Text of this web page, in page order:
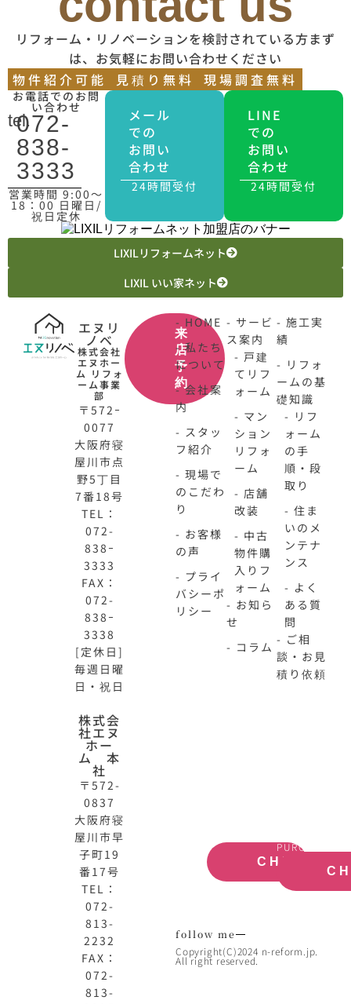
リフォーム・リノベーションを検討されている方まず
は、お気軽にお問い合わせください
物件紹介可能
見積り無料 現場調査無料
お電話でのお問
い合わせ
tel.
072-
838-
3333
営業時間 9:00〜
18：00 日曜日/
祝日定休
メール
での
お問い
合わせ
24時間受付
LINE
での
お問い
合わせ
24時間受付
LIXILリフォームネット
LIXIL いい家ネット
エヌリ
ノベ
株式会社
エヌホー
ム リフォ
ーム事業
部
〒572ｰ
0077
大阪府寝
屋川市点
野5丁目
7番18号
TEL：
072-
838ｰ
3333
FAX：
072-
838ｰ
3338
[定休日]
毎週日曜
日・祝日
株式会
社エヌ
ホー
ム 本
社
〒572-
0837
大阪府寝
屋川市早
子町19
番17号
TEL：
072-
813-
2232
FAX：
072-
813-
来
店
予
約
- HOME
- 私たち
について
- 会社案
内
- スタッ
フ紹介
- 現場で
のこだわ
り
- お客様
の声
- プライ
バシーポ
リシー
- サービ
ス案内
- 戸建
てリフ
ォーム
- マン
ション
リフォ
ーム
- 店舗
改装
- 中古
物件購
入りフ
ォーム
- お知ら
せ
- コラム
- 施工実
績
- リフォ
ームの基
礎知識
- リフ
ォーム
の手
順・段
取り
- 住ま
いのメ
ンテナ
ンス
- よく
ある質
問
- ご相
談・お見
積り依頼
CHECK
PURCHASE
follow me
Copyright(C)2024 n-reform.jp.
All right reserved.